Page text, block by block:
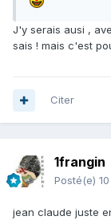
J'y serais ausi ,
sais ! mais c'est
Citer
1frangin
Posté(e)
jean claude juste